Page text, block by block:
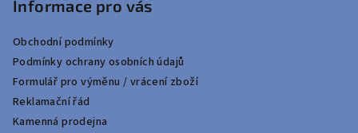
Informace pro vás
Obchodní podmínky
Podmínky ochrany osobních údajů
Formulář pro výměnu / vrácení zboží
Reklamační řád
Kamenná prodejna